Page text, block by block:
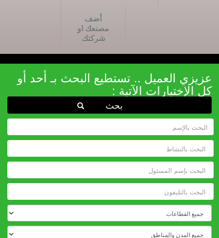
أضف
مصنعك او
شركتك
عزيزي العميل .. تستطيع البحث بـ أحد أو
كل الإختيارات الآتية :